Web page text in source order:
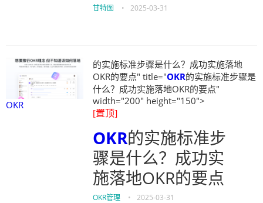
甘特图 • 2025-03-31
OKR
的实施标准步骤是什么？成功实施落地
OKR的要点" title="OKR的实施标准步骤是
什么？成功实施落地OKR的要点"
width="200" height="150">
[置顶]
OKR的实施标准步
骤是什么？成功实
施落地OKR的要点
OKR管理 • 2025-03-31